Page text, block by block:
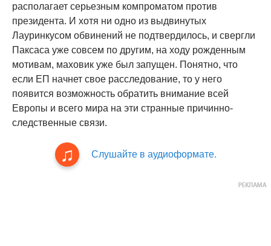
располагает серьезным компроматом против
президента. И хотя ни одно из выдвинутых
Лауринкусом обвинений не подтвердилось, и свергли
Паксаса уже совсем по другим, на ходу рожденным
мотивам, маховик уже был запущен. Понятно, что
если ЕП начнет свое расследование, то у него
появится возможность обратить внимание всей
Европы и всего мира на эти странные причинно-
следственные связи.
Слушайте в аудиоформате.